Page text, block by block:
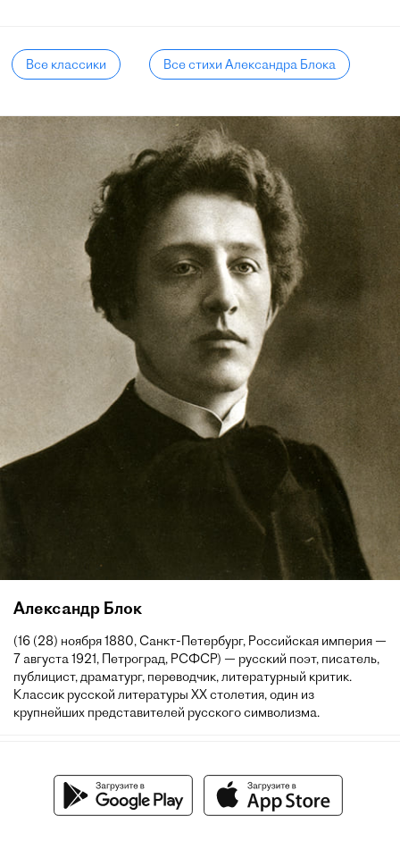
Все классики Все стихи Александра Блока
Александр Блок
(16 (28) ноября 1880, Санкт-Петербург, Российская империя —
7 августа 1921, Петроград, РСФСР) — русский поэт, писатель,
публицист, драматург, переводчик, литературный критик.
Классик русской литературы XX столетия, один из
крупнейших представителей русского символизма.